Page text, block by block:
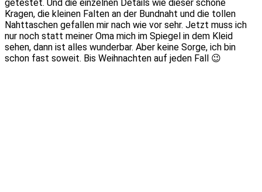
getestet. Und die einzelnen Details wie dieser schöne
Kragen, die kleinen Falten an der Bundnaht und die tollen
Nahttaschen gefallen mir nach wie vor sehr. Jetzt muss ich
nur noch statt meiner Oma mich im Spiegel in dem Kleid
sehen, dann ist alles wunderbar. Aber keine Sorge, ich bin
schon fast soweit. Bis Weihnachten auf jeden Fall 😉